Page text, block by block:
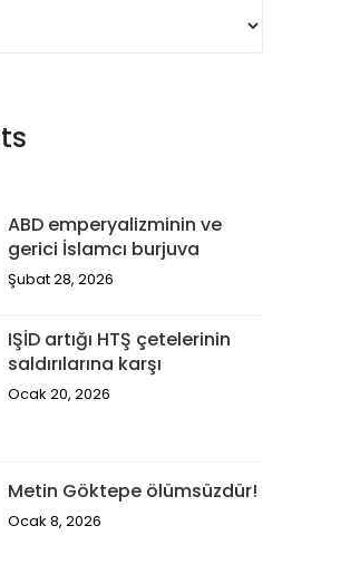
ABD emperyalizminin ve
gerici İslamcı burjuva
Şubat 28, 2026
IŞİD artığı HTŞ çetelerinin
saldırılarına karşı
Ocak 20, 2026
Metin Göktepe ölümsüzdür!
Ocak 8, 2026